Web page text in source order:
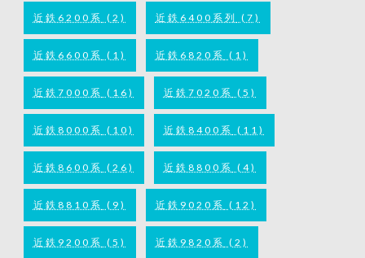
近鉄6200系 (2) 近鉄6400系列 (7)
近鉄6600系 (1) 近鉄6820系 (1)
近鉄7000系 (16) 近鉄7020系 (5)
近鉄8000系 (10) 近鉄8400系 (11)
近鉄8600系 (26) 近鉄8800系 (4)
近鉄8810系 (9) 近鉄9020系 (12)
近鉄9200系 (5) 近鉄9820系 (2)